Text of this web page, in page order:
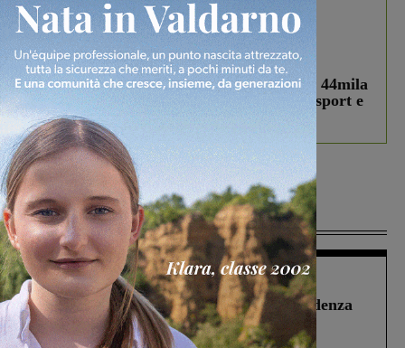
In vetrina 3 Agosto 2026
Estra Notizie agosto: Smart Cities, oltre 44mila
studenti coinvolti, torna il bando per lo sport e
debutta il podcast Estrair
Più lette
Figline Incisa Valdarno 1 Agosto 2026
Piscina di Figline finanziata oltre la scadenza
Pnrr, il gruppo di Fratelli d’Italia: “Un
ringraziamento al Governo”